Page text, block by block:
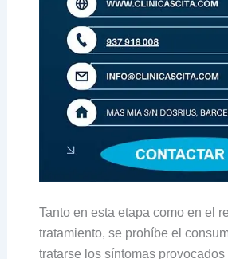
Tanto en esta etapa como en el
tratamiento, se prohíbe el
tratarse los síntomas provocados